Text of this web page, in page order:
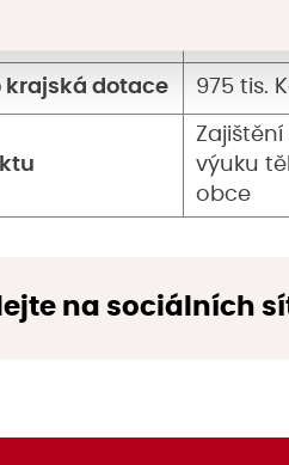
krajská dotace 975 tis.
výuku
obce
na sociálních